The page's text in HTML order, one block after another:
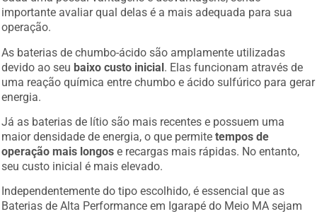
importante avaliar qual delas é a mais adequada para sua
operação.
As baterias de chumbo-ácido são amplamente utilizadas
devido ao seu baixo custo inicial . Elas funcionam através de
uma reação química entre chumbo e ácido sulfúrico para gerar
energia.
Já as baterias de lítio são mais recentes e possuem uma
maior densidade de energia, o que permitetempos de
operação mais longos e recargas mais rápidas. No entanto,
seu custo inicial é mais elevado.
Independentemente do tipo escolhido, é essencial que as
Baterias de Alta Performance em Igarapé do Meio MA sejam